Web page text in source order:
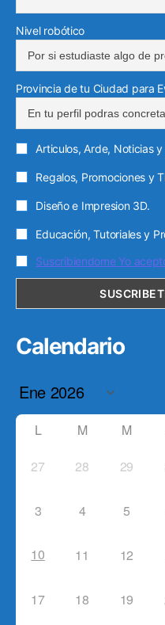
Nivel robótico
Provincia de tu Ciudad para
Articulos, Arde, Noticias y
Regalos, Promociones y
Diseño e Impresion 3D.
Educación, Tutoriales y
Suscribiendome Yo
Calendario
L M M
27 28 29
3 4 5
10 11 12
17 18 19